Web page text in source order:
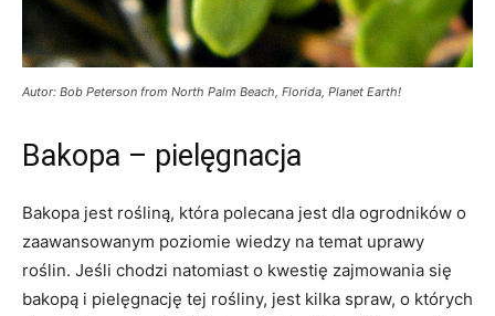
Autor: Bob Peterson from North Palm Beach, Florida, Planet Earth!
Bakopa – pielęgnacja
Bakopa jest rośliną, która polecana jest dla ogrodników o
zaawansowanym poziomie wiedzy na temat uprawy
roślin. Jeśli chodzi natomiast o kwestię zajmowania się
bakopą i pielęgnację tej rośliny, jest kilka spraw, o których